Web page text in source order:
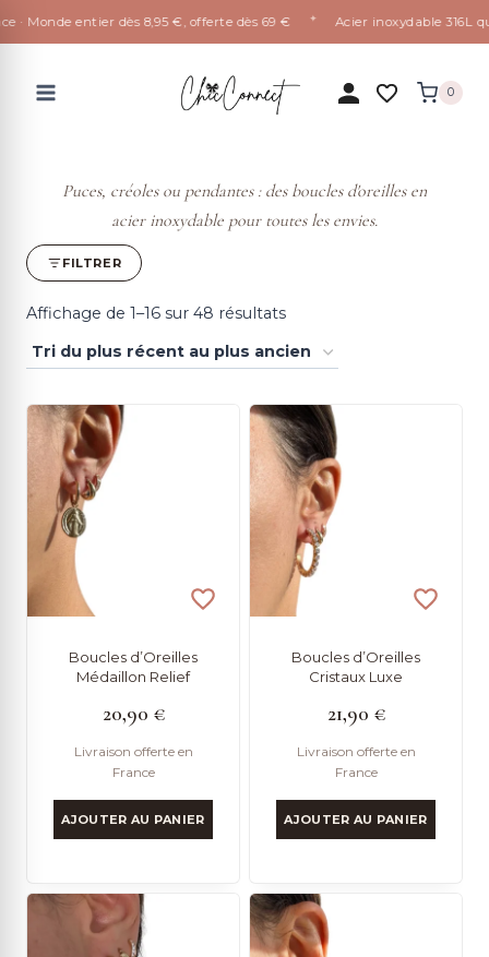
entier dès 8,95 €, offerte dès 69 € ✦ Acier inoxydable 316L qui
0
Puces, créoles ou pendantes : des boucles d'oreilles en
acier inoxydable pour toutes les envies.
FILTRER
Affichage de 1–16 sur 48 résultatsTrié
du
récent
au
plus
ancien
Boucles d’Oreilles
Médaillon Relief
20,90 €
Livraison offerte en
France
AJOUTER AU PANIER
Boucles d’Oreilles
Cristaux Luxe
21,90 €
Livraison offerte en
France
AJOUTER AU PANIER